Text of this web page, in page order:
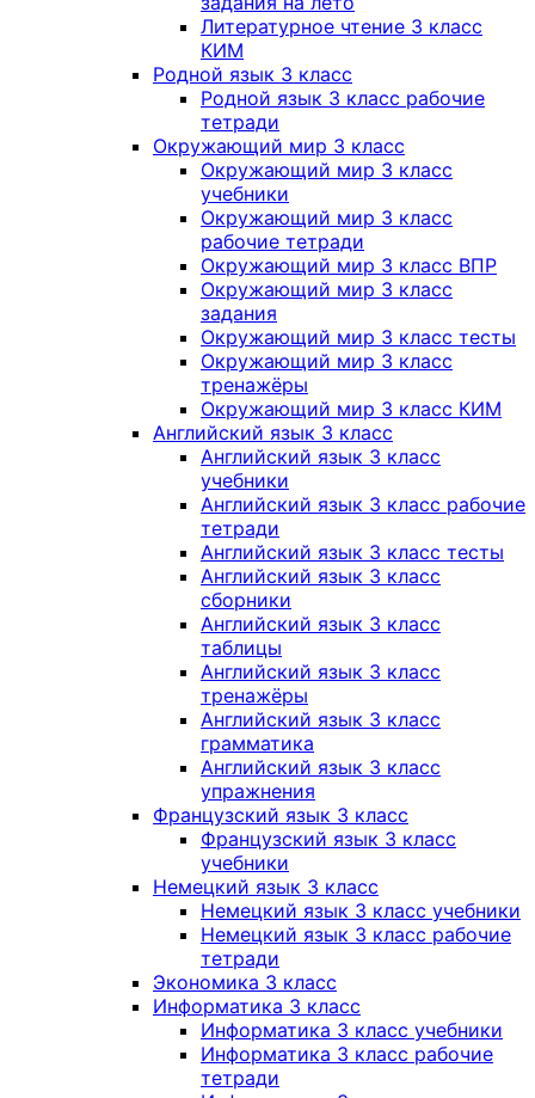
Литературное чтение 3 класс
КИМ
Родной язык 3 класс
Родной язык 3 класс рабочие
тетради
Окружающий мир 3 класс
Окружающий мир 3 класс
учебники
Окружающий мир 3 класс
рабочие тетради
Окружающий мир 3 класс ВПР
Окружающий мир 3 класс
задания
Окружающий мир 3 класс тесты
Окружающий мир 3 класс
тренажёры
Окружающий мир 3 класс КИМ
Английский язык 3 класс
Английский язык 3 класс
учебники
Английский язык 3 класс рабочие
тетради
Английский язык 3 класс тесты
Английский язык 3 класс
сборники
Английский язык 3 класс
таблицы
Английский язык 3 класс
тренажёры
Английский язык 3 класс
грамматика
Английский язык 3 класс
упражнения
Французский язык 3 класс
Французский язык 3 класс
учебники
Немецкий язык 3 класс
Немецкий язык 3 класс учебники
Немецкий язык 3 класс рабочие
тетради
Экономика 3 класс
Информатика 3 класс
Информатика 3 класс учебники
Информатика 3 класс рабочие
тетради